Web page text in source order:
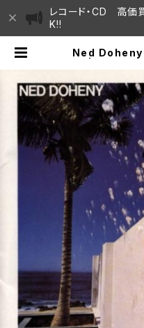
レコード・CD 高価
K!!
Ned Doheny